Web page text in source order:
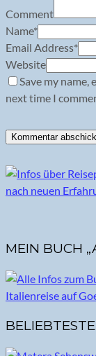
Comment
Name*
Email Address*
Website
Save my
next time I
MEIN BUCH